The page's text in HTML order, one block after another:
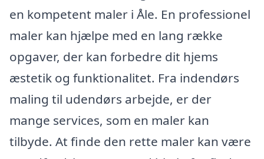
en kompetent maler i Åle. En professionel
maler kan hjælpe med en lang række
opgaver, der kan forbedre dit hjems
æstetik og funktionalitet. Fra indendørs
maling til udendørs arbejde, er der
mange services, som en maler kan
tilbyde. At finde den rette maler kan være